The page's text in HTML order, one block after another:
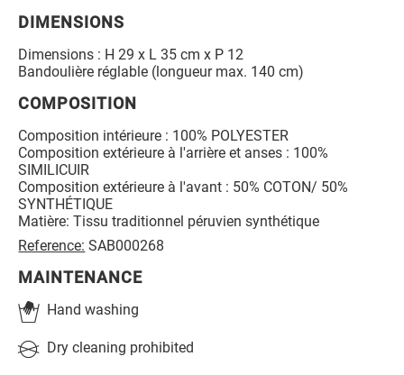
DIMENSIONS
Dimensions : H 29 x L 35 cm x P 12
Bandoulière réglable (longueur max. 140 cm)
COMPOSITION
Composition intérieure : 100% POLYESTER
Composition extérieure à l'arrière et anses : 100%
SIMILICUIR
Composition extérieure à l'avant : 50% COTON/ 50%
SYNTHÉTIQUE
Matière: Tissu traditionnel péruvien synthétique
Reference: SAB000268
MAINTENANCE
Hand washing
Dry cleaning prohibited